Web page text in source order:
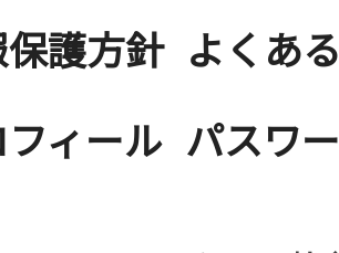
護方針 よくあ
ィール パスワ